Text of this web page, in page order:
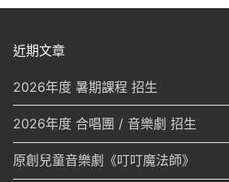
頁
近期文章
2026年度 暑期課程 招生
2026年度 合唱團 / 音樂劇 招生
原創兒童音樂劇《叮叮魔法師》